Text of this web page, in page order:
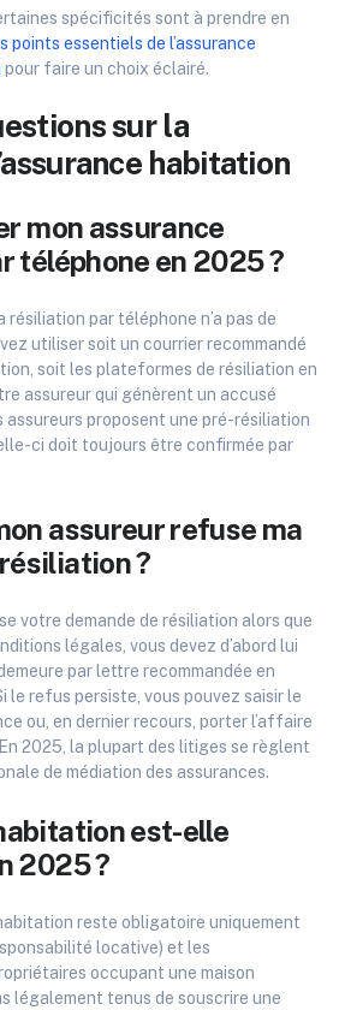
spécificités sont à prendre en
points essentiels de l’assurance
pour faire un choix éclairé.
sur la
habitation
mon assurance
téléphone en 2025 ?
résiliation par téléphone n’a pas de
utiliser soit un courrier recommandé
soit les plateformes de résiliation en
assureur qui génèrent un accusé
proposent une pré-résiliation
ci doit toujours être confirmée par
assureur refuse ma
?
votre demande de résiliation alors que
légales, vous devez d’abord lui
par lettre recommandée en
le refus persiste, vous pouvez saisir le
ou, en dernier recours, porter l’affaire
2025, la plupart des litiges se règlent
de médiation des assurances.
est-elle
2025 ?
reste obligatoire uniquement
locative) et les
occupant une maison
légalement tenus de souscrire une